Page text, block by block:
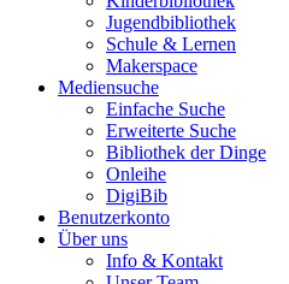
Jugendbibliothek
Schule & Lernen
Makerspace
Mediensuche
Einfache Suche
Erweiterte Suche
Bibliothek der Dinge
Onleihe
DigiBib
Benutzerkonto
Über uns
Info & Kontakt